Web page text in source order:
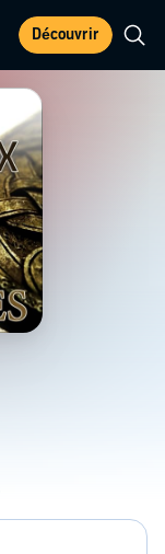
Découvrir